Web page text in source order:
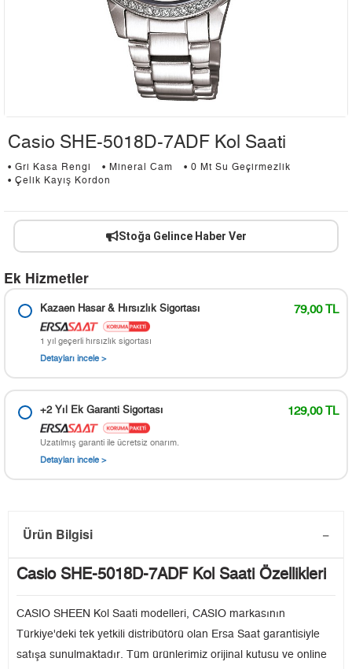
Casio SHE-5018D-7ADF Kol Saati
• Gri Kasa Rengi • Mineral Cam
• 0 Mt Su Geçirmezlik
• Çelik Kayış Kordon
Stoğa Gelince Haber Ver
Ek Hizmetler
Kazaen Hasar & Hırsızlık Sigortası 79,00 TL
1 yıl geçerli hırsızlık sigortası
Detayları incele >
+2 Yıl Ek Garanti Sigortası 129,00 TL
Uzatılmış garanti ile ücretsiz onarım.
Detayları incele >
Ürün Bilgisi
Casio SHE-5018D-7ADF Kol Saati Özellikleri
CASIO SHEEN Kol Saati modelleri, CASIO markasının
Türkiye'deki tek yetkili distribütörü olan Ersa Saat garantisiyle
satışa sunulmaktadır. Tüm ürünlerimiz orijinal kutusu ve online